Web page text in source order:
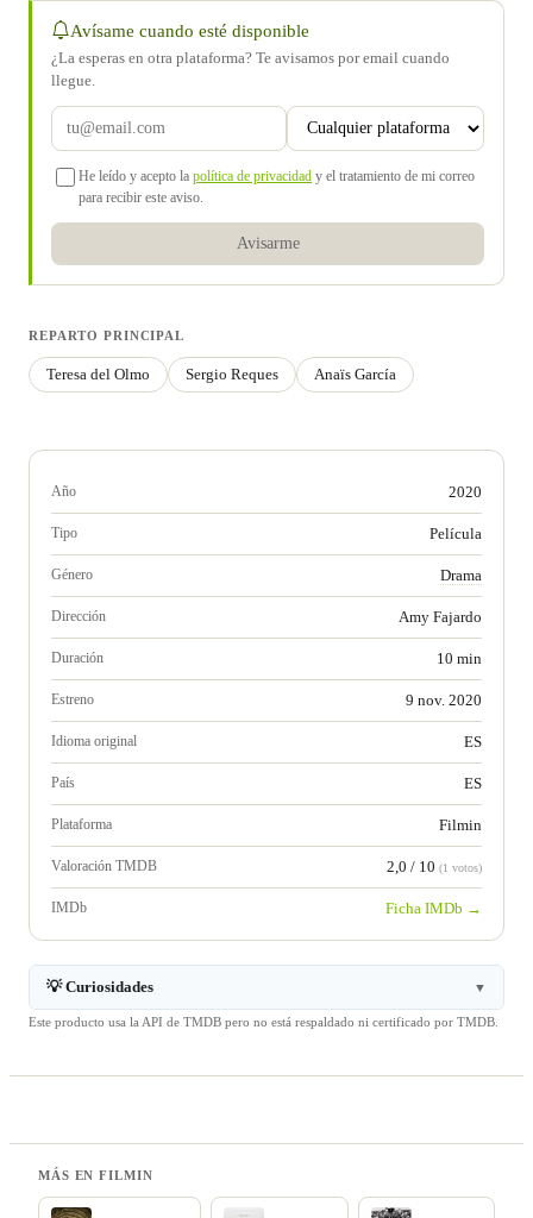
Avísame cuando esté disponible
¿La esperas en otra plataforma? Te avisamos por email cuando
llegue.
He leído y acepto la política de privacidad y el tratamiento de mi correo
para recibir este aviso.
Avisarme
REPARTO PRINCIPAL
Teresa del Olmo Sergio Reques Anaïs García
Año 2020
Tipo Película
Género Drama
Dirección Amy Fajardo
Duración 10 min
Estreno 9 nov. 2020
Idioma original ES
País ES
Plataforma Filmin
Valoración TMDB 2,0 / 10 (1 votos)
IMDb Ficha IMDb →
💡 Curiosidades ▼
Este producto usa la API de TMDB pero no está respaldado ni certificado por TMDB.
MÁS EN FILMIN